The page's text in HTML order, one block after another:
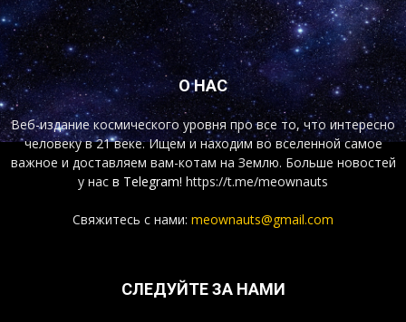
О НАС
Веб-издание космического уровня про все то, что интересно
человеку в 21 веке. Ищем и находим во вселенной самое
важное и доставляем вам-котам на Землю. Больше новостей
у нас в Telegram! https://t.me/meownauts
Свяжитесь с нами: meownauts@gmail.com
СЛЕДУЙТЕ ЗА НАМИ